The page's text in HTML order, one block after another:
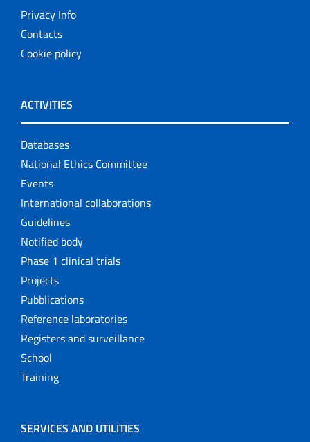
Privacy Info
Contacts
Cookie policy
ACTIVITIES
Databases
National Ethics Committee
Events
International collaborations
Guidelines
Notified body
Phase 1 clinical trials
Projects
Pubblications
Reference laboratories
Registers and surveillance
School
Training
SERVICES AND UTILITIES